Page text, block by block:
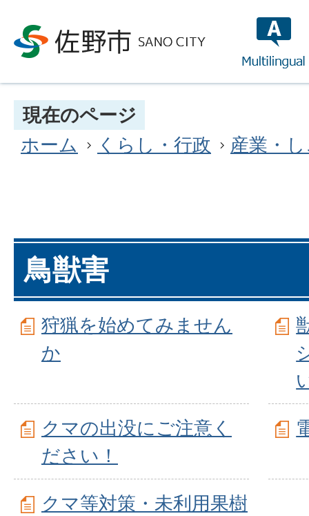
現在のページ
ホーム
くらし・行政 産業・
鳥獣害
狩猟を始めてみません
か
クマの出没にご注意く
ださい！
クマ等対策・未利用果樹